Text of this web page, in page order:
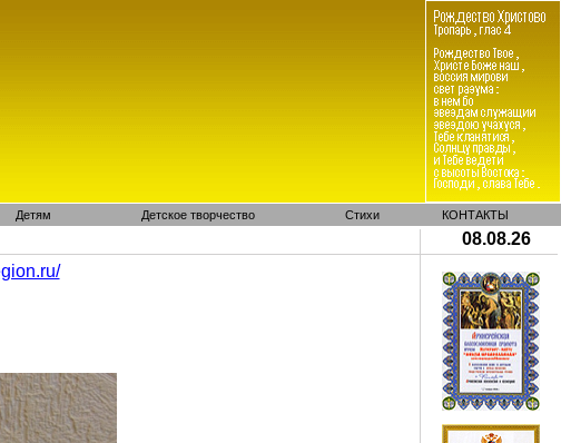
Детям Детское творчество Стихи КОНТАКТЫ
08.08.26